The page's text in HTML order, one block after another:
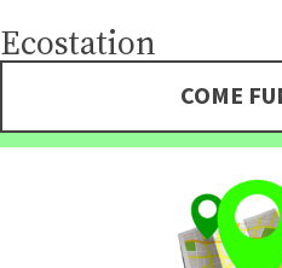
Ecostation
COME